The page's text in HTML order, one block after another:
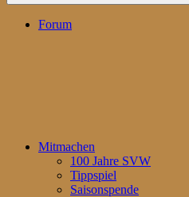
Forum
Mitmachen
100 Jahre SVW
Tippspiel
Saisonspende